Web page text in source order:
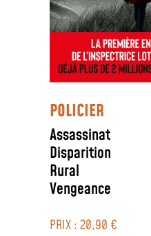
POLICIER
Assassinat
Disparition
Rural
Vengeance
PRIX : 20,90 €